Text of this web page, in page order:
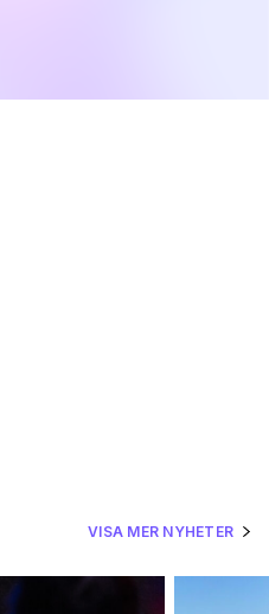
VISA MER NYHETER